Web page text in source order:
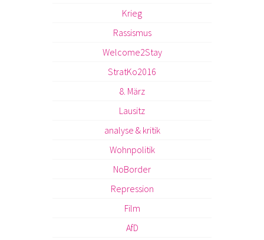
Krieg
Rassismus
Welcome2Stay
StratKo2016
8. März
Lausitz
analyse & kritik
Wohnpolitik
NoBorder
Repression
Film
AfD